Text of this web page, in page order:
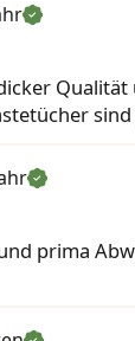
Qualität
prima